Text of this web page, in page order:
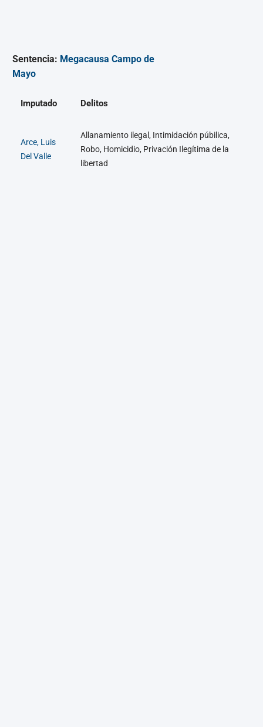
Sentencia: Megacausa Campo de
Mayo
Imputado Delitos
Arce, Luis
Del Valle
Allanamiento ilegal, Intimidación púbilica,
Robo, Homicidio, Privación Ilegítima de la
libertad